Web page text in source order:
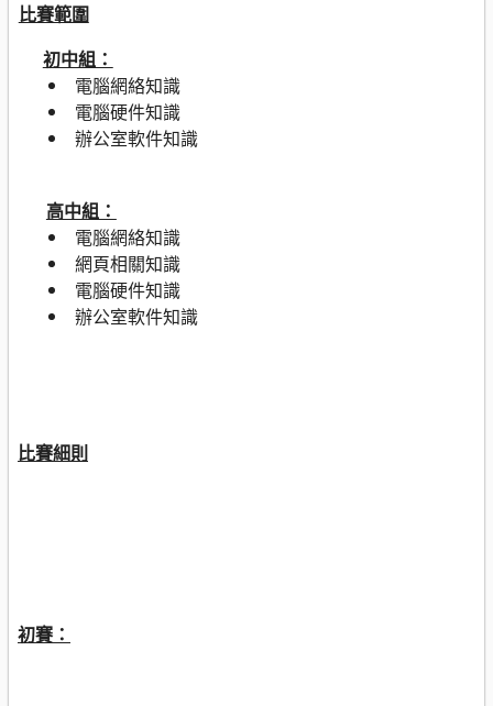
比賽範圍
初中組：
電腦網絡知識
電腦硬件知識
辦公室軟件知識
高中組：
電腦網絡知識
網頁相關知識
電腦硬件知識
辦公室軟件知識
比賽細則
初賽：